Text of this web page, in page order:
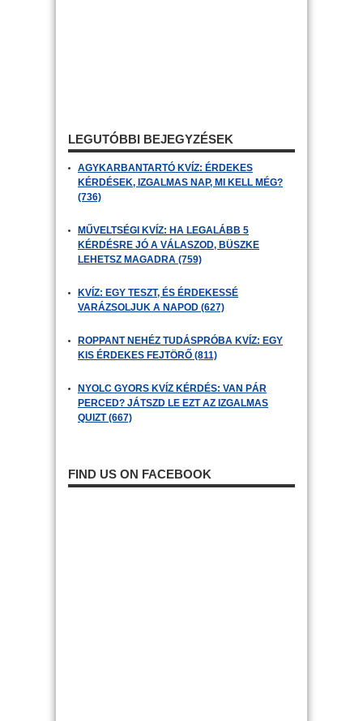
LEGUTÓBBI BEJEGYZÉSEK
AGYKARBANTARTÓ KVÍZ: ÉRDEKES
KÉRDÉSEK, IZGALMAS NAP, MI KELL MÉG?
(736)
MŰVELTSÉGI KVÍZ: HA LEGALÁBB 5
KÉRDÉSRE JÓ A VÁLASZOD, BÜSZKE
LEHETSZ MAGADRA (759)
KVÍZ: EGY TESZT, ÉS ÉRDEKESSÉ
VARÁZSOLJUK A NAPOD (627)
ROPPANT NEHÉZ TUDÁSPRÓBA KVÍZ: EGY
KIS ÉRDEKES FEJTÖRŐ (811)
NYOLC GYORS KVÍZ KÉRDÉS: VAN PÁR
PERCED? JÁTSZD LE EZT AZ IZGALMAS
QUIZT (667)
FIND US ON FACEBOOK